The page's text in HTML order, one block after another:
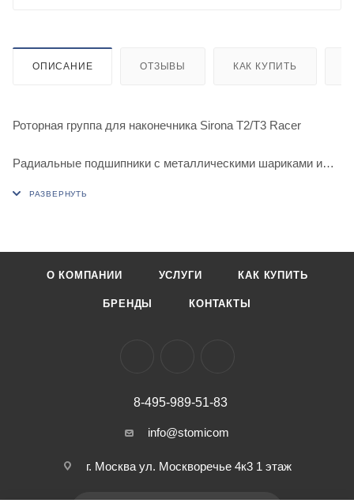
ОПИСАНИЕ ОТЗЫВЫ КАК КУПИТЬ
Роторная группа для наконечника Sirona T2/T3 Racer
Радиальные подшипники с металлическими шариками и
О КОМПАНИИ УСЛУГИ КАК КУПИТЬ
БРЕНДЫ КОНТАКТЫ
8-495-989-51-83
info@stomicom
г. Москва ул. Москворечье 4к3 1 этаж